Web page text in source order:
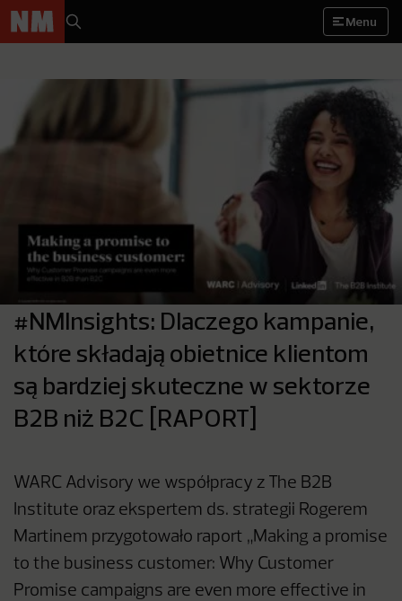
Menu
#NMInsights: Dlaczego kampanie,
które składają obietnice klientom
są bardziej skuteczne w sektorze
B2B niż B2C [RAPORT]
WARC Advisory we współpracy z The B2B
Institute oraz ekspertem ds. strategii Rogerem
Martinem przygotowało raport „Making a promise
to the business customer: Why Customer
Promise campaigns are even more effective in